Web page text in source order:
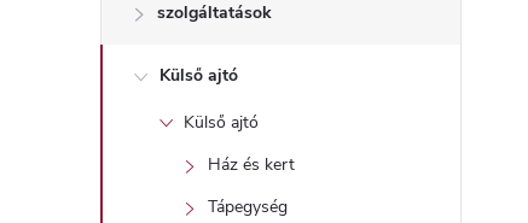
szolgáltatások
Külső ajtó
Külső ajtó
Ház és kert
Tápegység